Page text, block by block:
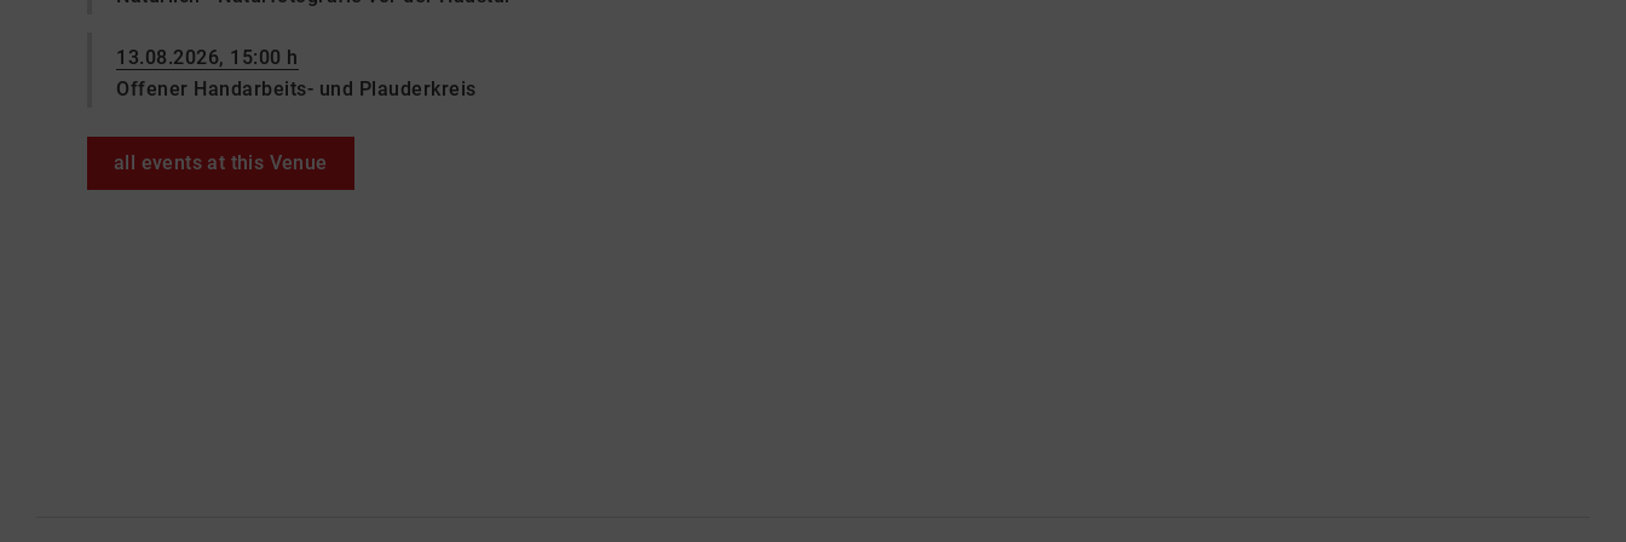
13.08.2026, 15:00 h
Offener Handarbeits- und Plauderkreis
all events at this Venue